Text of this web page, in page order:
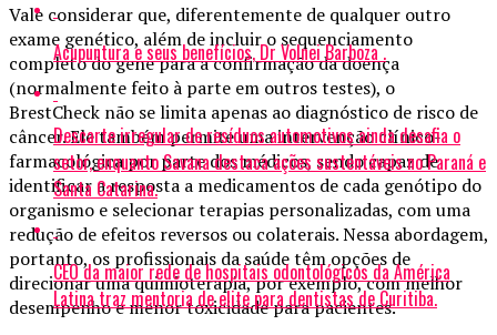
Vale considerar que, diferentemente de qualquer outro
exame genético, além de incluir o sequenciamento
completo do gene para a confirmação da doença
(normalmente feito à parte em outros testes), o
BrestCheck não se limita apenas ao diagnóstico de risco de
câncer. Ele também permite uma intervenção clínico-
farmacológica por parte dos médicos, sendo capaz de
identificar a resposta a medicamentos de cada genótipo do
organismo e selecionar terapias personalizadas, com uma
redução de efeitos reversos ou colaterais. Nessa abordagem,
portanto, os profissionais da saúde têm opções de
direcionar uma quimioterapia, por exemplo, com melhor
desempenho e menor toxicidade para pacientes.
Acupuntura e seus benefícios, Dr Volnei Barboza .
Descarte irregular de resíduos automotivos ainda desafia o
setor, enquanto Savana destaca ações sustentáveis no Paraná e
Santa Catarina.
CEO da maior rede de hospitais odontológicos da América
Latina traz mentoria de elite para dentistas de Curitiba.